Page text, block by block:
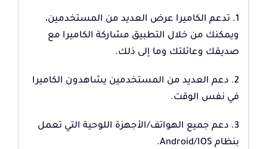
1. تدعم الكاميرا عرض العديد من المستخدمين،
ويمكنك من خلال التطبيق مشاركة الكاميرا مع
صديقك وعائلتك وما إلى ذلك.
2. دعم العديد من المستخدمين يشاهدون الكاميرا
في نفس الوقت.
3. دعم جميع الهواتف/الأجهزة اللوحية التي تعمل
بنظام Android/IOS.